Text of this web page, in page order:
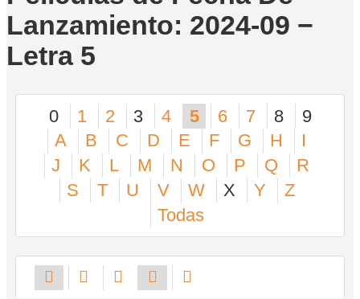
Lanzamiento: 2024-09 −
Letra 5
0 1 2 3 4 5 6 7 8
9
A
B C D E F G H
I
J
K L M N O P Q
R
S
T U V W X Y
Z
Todas